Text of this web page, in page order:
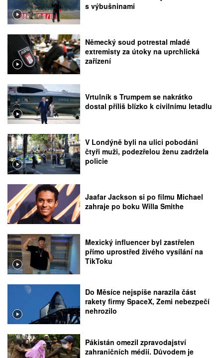
s výbušninami
Německý soud potrestal mladé
extremisty za útoky na uprchlická
zařízení
Vrtulník s Trumpem se nakrátko
dostal příliš blízko k civilnímu letadlu
V Londýně byli na ulici pobodáni
čtyři muži, podezřelou ženu zadržela
policie
Jaafar Jackson si po filmu Michael
zahraje po boku Willa Smithe
Mexický influencer byl zastřelen
přímo uprostřed živého vysílání na
TikToku
Do Měsíce nejspíše narazila část
rakety firmy SpaceX, Zemi nebezpečí
nehrozilo
Pákistán omezil zpravodajství
zahraničních médií. Důvodem je